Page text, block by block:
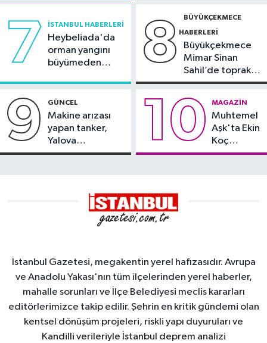
7 İSTANBUL HABERLERI
Heybeliada'da
orman yangını
büyümeden
8 BÜYÜKÇEKMECE
HABERLERI
Büyükçekmece
Mimar Sinan
Sahil’de toprak
kayması
9 GÜNCEL
Makine arızası
yapan tanker,
Yalova
Demirleme
10 MAGAZIN
Muhtemel
Aşk'ta Ekin
Koç
damgası
İstanbul Gazetesi, megakentin yerel hafızasıdır. Avrupa
ve Anadolu Yakası'nın tüm ilçelerinden yerel haberler,
mahalle sorunları ve İlçe Belediyesi meclis kararları
editörlerimizce takip edilir. Şehrin en kritik gündemi olan
kentsel dönüşüm projeleri, riskli yapı duyuruları ve
Kandilli verileriyle İstanbul deprem analizi